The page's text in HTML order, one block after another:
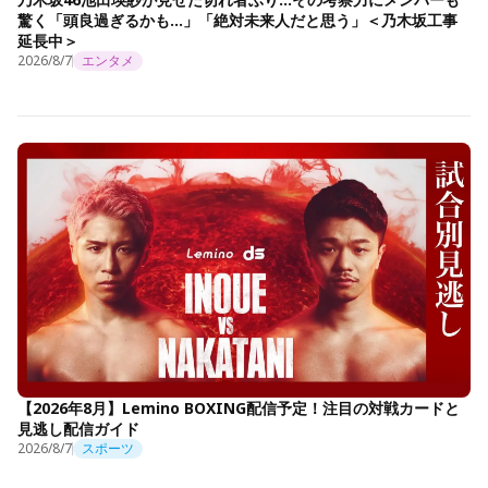
驚く「頭良過ぎるかも…」「絶対未来人だと思う」＜乃木坂工事
延長中＞
2026/8/7 エンタメ
【2026年8月】Lemino BOXING配信予定！注目の対戦カードと
見逃し配信ガイド
2026/8/7 スポーツ